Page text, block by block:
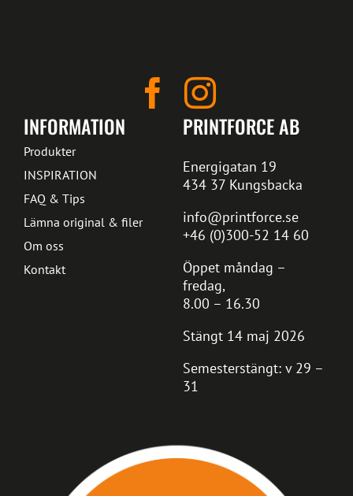
PRINTFORCE AB
Energigatan 19
434 37 Kungsbacka
info@printforce.se
+46 (0)300-52 14 60
Öppet måndag –
fredag,
8.00 – 16.30
Stängt 14 maj 2026
Semesterstängt: v 29 –
31
INFORMATION
Produkter
INSPIRATION
FAQ & Tips
Lämna original & filer
Om oss
Kontakt